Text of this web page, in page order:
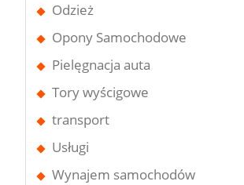
Odzież
Opony Samochodowe
Pielęgnacja auta
Tory wyścigowe
transport
Usługi
Wynajem samochodów